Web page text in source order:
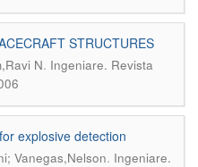
STRUCTURES
N. Ingeniare. Revista
explosive detection
Vanegas,Nelson. Ingeniare.